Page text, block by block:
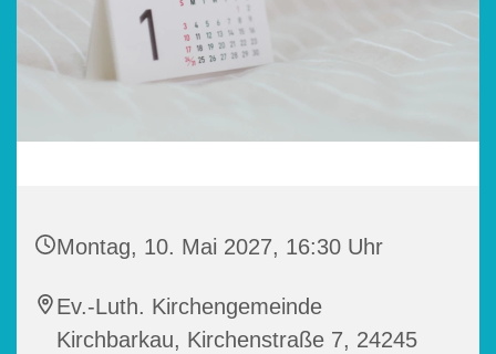
Montag, 10. Mai 2027, 16:30 Uhr
Ev.-Luth. Kirchengemeinde
Kirchbarkau, Kirchenstraße 7, 24245